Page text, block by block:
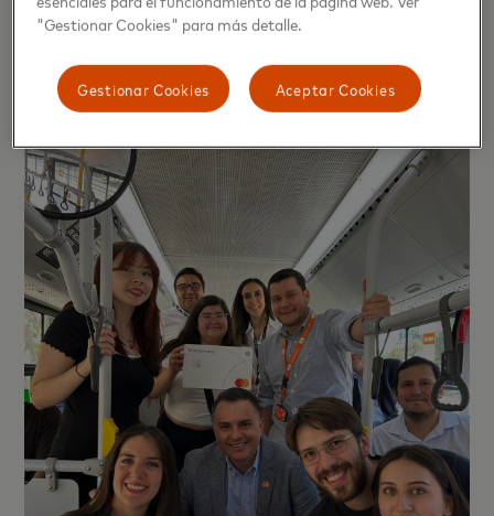
transformar los tiempos de espera en estaciones o
paraderos en instancias lúdicas.
"Gestionar Cookies" para más detalle.
Aceptar Cookies
Gestionar Cookies